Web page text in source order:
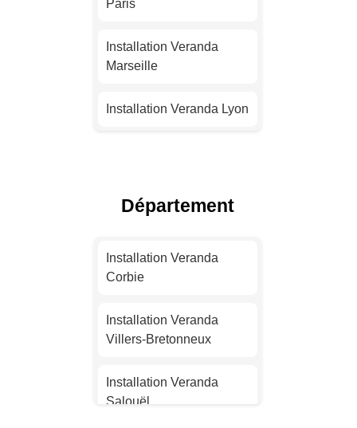
Paris
Installation Veranda
Marseille
Installation Veranda Lyon
Installation Veranda Nice
Installation Veranda
Nantes
Installation Veranda
Strasbourg
Installation Veranda
Montpellier
Département
Installation Veranda
Corbie
Installation Veranda
Villers-Bretonneux
Installation Veranda
Salouël